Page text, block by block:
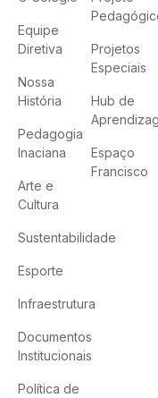
Equipe
Diretiva
Nossa
História
Pedagogia
Inaciana
Arte e
Cultura
Sustentabilidade
Esporte
Infraestrutura
Documentos
Institucionais
Política de
Projetos
Especiais
Hub de
Espaço
Francisco